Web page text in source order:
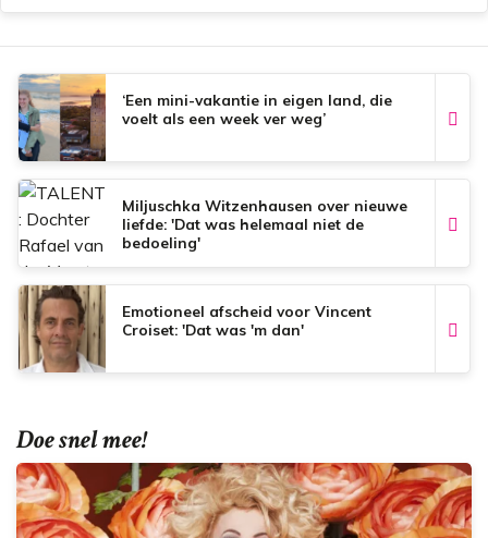
‘Een mini-vakantie in eigen land, die
voelt als een week ver weg’
Miljuschka Witzenhausen over nieuwe
liefde: 'Dat was helemaal niet de
bedoeling'
Emotioneel afscheid voor Vincent
Croiset: 'Dat was 'm dan'
Doe snel mee!